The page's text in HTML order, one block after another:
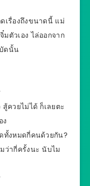
เรื่องถึงขนาดนี้ แม่
ตัวเอง ไล่ออกจาก
ดนั้น
ควยไม่ได้ ก็เลยตะ
ง
ทั้งหมดกี่คนด้วยกัน?
ว่ากี่ครั้งนะ นับไม